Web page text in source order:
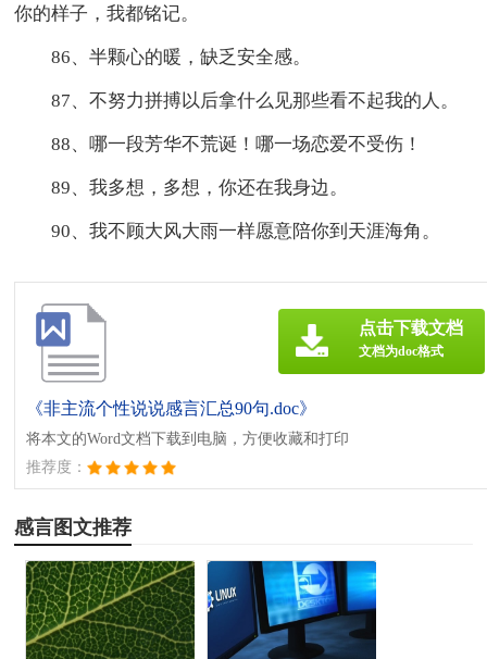
你的样子，我都铭记。
86、半颗心的暖，缺乏安全感。
87、不努力拼搏以后拿什么见那些看不起我的人。
88、哪一段芳华不荒诞！哪一场恋爱不受伤！
89、我多想，多想，你还在我身边。
90、我不顾大风大雨一样愿意陪你到天涯海角。
《非主流个性说说感言汇总90句.doc》
将本文的Word文档下载到电脑，方便收藏和打印
推荐度：
点击下载文档
文档为doc格式
感言图文推荐